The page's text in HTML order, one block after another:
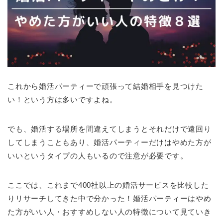
これから婚活パーティーで頑張って結婚相手を見つけた
い！という方は多いですよね。
でも、婚活する場所を間違えてしまうとそれだけで遠回り
してしまうこともあり、婚活パーティーだけはやめた方が
いいというタイプの人もいるので注意が必要です。
ここでは、これまで400社以上の婚活サービスを比較した
りリサーチしてきた中で分かった！婚活パーティーはやめ
た方がいい人・おすすめしない人の特徴について見ていき